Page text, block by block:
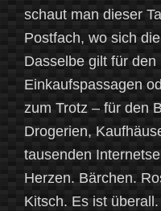
schaut man dieser
Postfach, wo sich
Dasselbe gilt für den
Einkaufspassagen
zum Trotz – für den
Drogerien,
tausenden
Herzen. Bärchen.
Kitsch. Es ist